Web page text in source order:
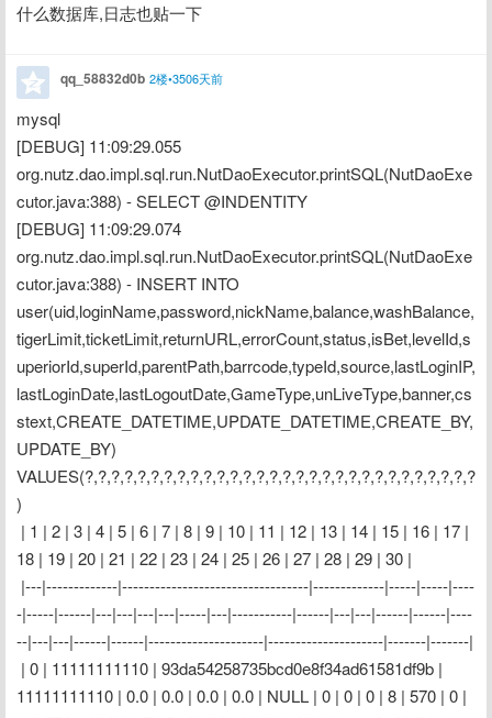
什么数据库,日志也贴一下
qq_58832d0b 2楼•3506天前
mysql
[DEBUG] 11:09:29.055
org.nutz.dao.impl.sql.run.NutDaoExecutor.printSQL(NutDaoExe
cutor.java:388) - SELECT @INDENTITY
[DEBUG] 11:09:29.074
org.nutz.dao.impl.sql.run.NutDaoExecutor.printSQL(NutDaoExe
cutor.java:388) - INSERT INTO
user(uid,loginName,password,nickName,balance,washBalance,
tigerLimit,ticketLimit,returnURL,errorCount,status,isBet,levelId,s
uperiorId,superId,parentPath,barrcode,typeId,source,lastLoginIP,
lastLoginDate,lastLogoutDate,GameType,unLiveType,banner,cs
stext,CREATE_DATETIME,UPDATE_DATETIME,CREATE_BY,
UPDATE_BY)
VALUES(?,?,?,?,?,?,?,?,?,?,?,?,?,?,?,?,?,?,?,?,?,?,?,?,?,?,?,?,?,?
)
18 | 19 | 20 | 21 | 22 | 23 | 24 | 25 | 26 | 27 | 28 | 29 | 30 |
-|-----|------|---|---|---|---|-----|---|-----------|------|---|---|------|------|----
--|---|---|------|------|---------------------|---------------------|-------|-------|
11111111110 | 0.0 | 0.0 | 0.0 | 0.0 | NULL | 0 | 0 | 0 | 8 | 570 | 0 |